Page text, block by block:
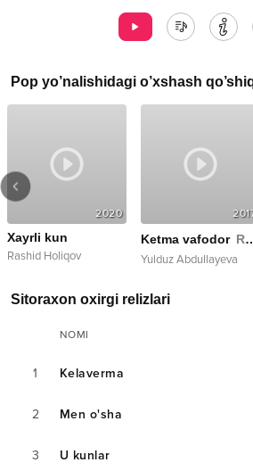
Pop yo’nalishidagi o’xshash
Live
2020
Xayrli kun
Rashid Holiqov
Ketma vafodor Remix
Yulduz Abdullayeva
Sitoraxon oxirgi relizlari
NOMI
1 Kelaverma
2 Men o'sha
3 U kunlar